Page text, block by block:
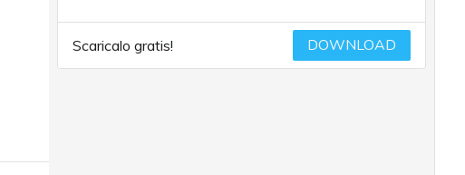
Scaricalo gratis! DOWNLOAD